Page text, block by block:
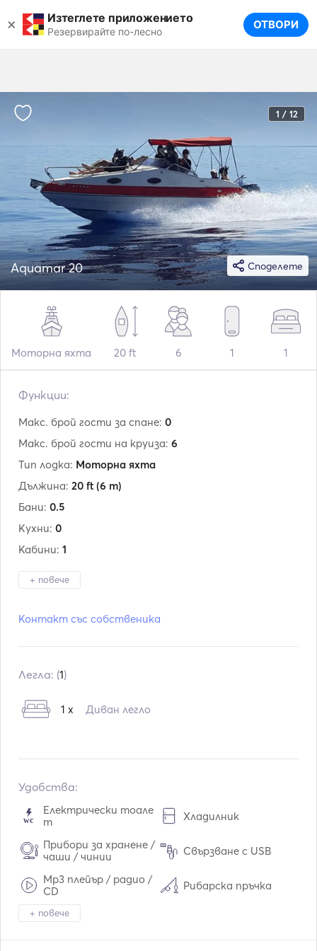
× Изтеглете приложението
Резервирайте по-лесно ОТВОРИ
1 / 12
Споделете
Aquamar 20
Моторна яхта 20 ft 6 1 1
Функции:
Макс. брой гости за спане: 0
Макс. брой гости на круиза: 6
Тип лодка: Моторна яхта
Дължина: 20 ft (6 m)
Бани: 0.5
Кухни: 0
Кабини: 1
+ повече
Двигатели:
Воден капацитет: 50 L
Контакт със собственика
Легла: (1)
1 x Диван легло
Удобства:
Електрически тоале
т
Хладилник
Прибори за хранене /
чаши / чинии
Свързване с USB
Mp3 плейър / радио /
CD
Рибарска пръчка
Оборудване за гмурк
+ повече